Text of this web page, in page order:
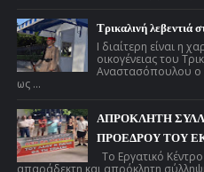
Τρικαλινή λεβεντιά
Ι διαίτερη είναι η
οικογένειας του
Αναστασόπουλου ο
ως ...
ΑΠΡΟΚΛΗΤΗ
ΠΡΟΕΔΡΟΥ ΤΟΥ
Το Εργατικό